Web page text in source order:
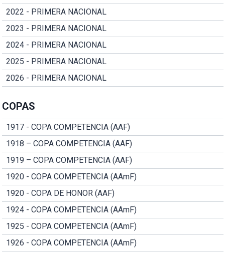
2022 - PRIMERA NACIONAL
2023 - PRIMERA NACIONAL
2024 - PRIMERA NACIONAL
2025 - PRIMERA NACIONAL
2026 - PRIMERA NACIONAL
COPAS
1917 - COPA COMPETENCIA (AAF)
1918 – COPA COMPETENCIA (AAF)
1919 – COPA COMPETENCIA (AAF)
1920 - COPA COMPETENCIA (AAmF)
1920 - COPA DE HONOR (AAF)
1924 - COPA COMPETENCIA (AAmF)
1925 - COPA COMPETENCIA (AAmF)
1926 - COPA COMPETENCIA (AAmF)